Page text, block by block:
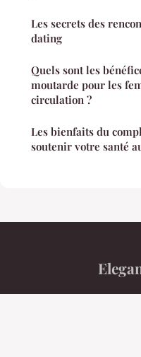
Les secrets des
dating
Quels sont les
moutarde pour les
circulation ?
Les bienfaits du
soutenir votre santé